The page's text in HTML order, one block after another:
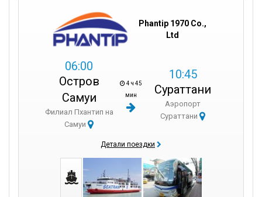
Phantip 1970 Co.,
Ltd
06:00
Остров
Самуи
Филиал Пхантип на
Самуи
4 ч 45
мин
10:45
Сураттани
Аэропорт
Сураттани
Детали поездки